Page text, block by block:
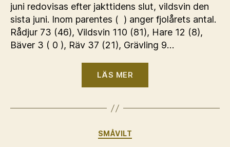
juni redovisas efter jakttidens slut, vildsvin den
sista juni. Inom parentes ( ) anger fjolårets antal.
Rådjur 73 (46), Vildsvin 110 (81), Hare 12 (8),
Bäver 3 ( 0 ), Räv 37 (21), Grävling 9…
LÄS MER
–
Kategorier
SMÅVILT